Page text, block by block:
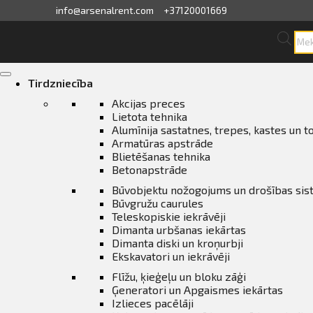
info@arsenalrent.com +37120001669
daļu pasūtīšana
Skip
Tirdzniecība
Akcijas preces
Lietota tehnika
Alumīnija sastatnes, trepes, kastes un
Armatūras apstrāde
Blietēšanas tehnika
Betonapstrāde
Būvobjektu nožogojums un drošības
Būvgružu caurules
Teleskopiskie iekrāvēji
Dimanta urbšanas iekārtas
Dimanta diski un kroņurbji
Ekskavatori un iekrāvēji
Flīžu, ķieģeļu un bloku zāģi
Ģeneratori un Apgaismes iekārtas
Izlieces pacēlāji